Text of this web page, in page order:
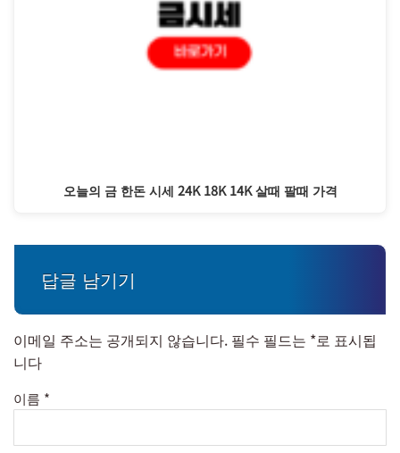
오늘의 금 한돈 시세 24K 18K 14K 살때 팔때 가격
답글 남기기
이메일 주소는 공개되지 않습니다. 필수 필드는 *로 표시됩
니다
이름 *